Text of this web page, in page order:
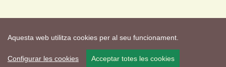
Aquesta web utilitza cookies per al seu funcionament.
Configurar les cookies Acceptar totes les cookies